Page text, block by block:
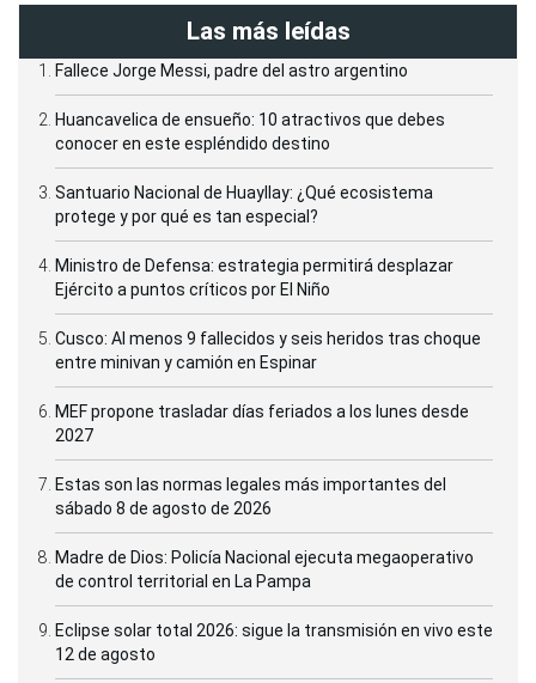
Las más leídas
Fallece Jorge Messi, padre del astro argentino
Huancavelica de ensueño: 10 atractivos que debes
conocer en este espléndido destino
Santuario Nacional de Huayllay: ¿Qué ecosistema
protege y por qué es tan especial?
Ministro de Defensa: estrategia permitirá desplazar
Ejército a puntos críticos por El Niño
Cusco: Al menos 9 fallecidos y seis heridos tras choque
entre minivan y camión en Espinar
MEF propone trasladar días feriados a los lunes desde
2027
Estas son las normas legales más importantes del
sábado 8 de agosto de 2026
Madre de Dios: Policía Nacional ejecuta megaoperativo
de control territorial en La Pampa
Eclipse solar total 2026: sigue la transmisión en vivo este
12 de agosto